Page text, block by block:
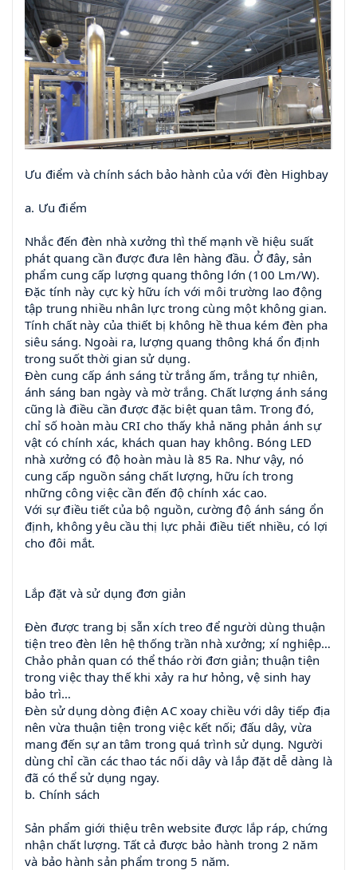
Ưu điểm và chính sách bảo hành của với đèn Highbay
a. Ưu điểm
Nhắc đến đèn nhà xưởng thì thế mạnh về hiệu suất
phát quang cần được đưa lên hàng đầu. Ở đây, sản
phẩm cung cấp lượng quang thông lớn (100 Lm/W).
Đặc tính này cực kỳ hữu ích với môi trường lao động
tập trung nhiều nhân lực trong cùng một không gian.
Tính chất này của thiết bị không hề thua kém đèn pha
siêu sáng. Ngoài ra, lượng quang thông khá ổn định
trong suốt thời gian sử dụng.
Đèn cung cấp ánh sáng từ trắng ấm, trắng tự nhiên,
ánh sáng ban ngày và mờ trắng. Chất lượng ánh sáng
cũng là điều cần được đặc biệt quan tâm. Trong đó,
chỉ số hoàn màu CRI cho thấy khả năng phản ánh sự
vật có chính xác, khách quan hay không. Bóng LED
nhà xưởng có độ hoàn màu là 85 Ra. Như vậy, nó
cung cấp nguồn sáng chất lượng, hữu ích trong
những công việc cần đến độ chính xác cao.
Với sự điều tiết của bộ nguồn, cường độ ánh sáng ổn
định, không yêu cầu thị lực phải điều tiết nhiều, có lợi
cho đôi mắt.
Lắp đặt và sử dụng đơn giản
Đèn được trang bị sẵn xích treo để người dùng thuận
tiện treo đèn lên hệ thống trần nhà xưởng; xí nghiệp…
Chảo phản quan có thể tháo rời đơn giản; thuận tiện
trong việc thay thế khi xảy ra hư hỏng, vệ sinh hay
bảo trì…
Đèn sử dụng dòng điện AC xoay chiều với dây tiếp địa
nên vừa thuận tiện trong việc kết nối; đấu dây, vừa
mang đến sự an tâm trong quá trình sử dụng. Người
dùng chỉ cần các thao tác nối dây và lắp đặt dễ dàng là
đã có thể sử dụng ngay.
b. Chính sách
Sản phẩm giới thiệu trên website được lắp ráp, chứng
nhận chất lượng. Tất cả được bảo hành trong 2 năm
và bảo hành sản phẩm trong 5 năm.